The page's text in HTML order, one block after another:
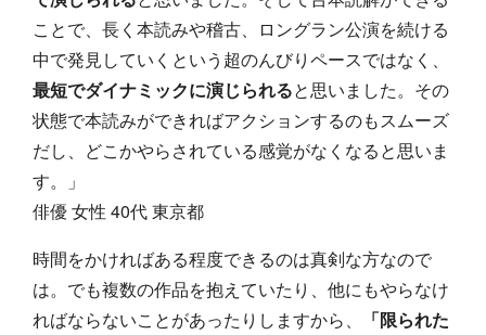
ことで、長く本読みや稽古、ロングラン公演を続ける
中で発見していくという超のんびりペースではなく、
最短でダイナミックに演じられると思いました。その
状態で本読みができればアクションするのもスムーズ
だし、どこかやらされている感覚がなくなると思いま
す。」
俳優 女性 40代 東京都
時間をかければある程度できるのは真剣な方なので
は。でも複数の作品を抱えていたり、他にもやらなけ
ればならないことがあったりしますから、
「限られた